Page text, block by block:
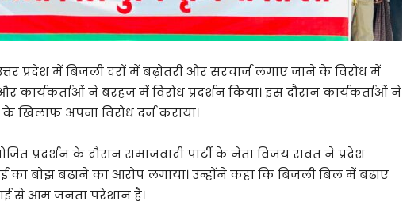
प्रदेश में बिजली दरों में बढ़ोतरी और सरचार्ज लगाए जाने के विरोध में
कार्यकर्ताओं ने बरहज में विरोध प्रदर्शन किया। इस दौरान कार्यकर्ताओं ने
खिलाफ अपना विरोध दर्ज कराया।
प्रदर्शन के दौरान समाजवादी पार्टी के नेता विजय रावत ने प्रदेश
का बोझ बढ़ाने का आरोप लगाया। उन्होंने कहा कि बिजली बिल में बढ़ाए
से आम जनता परेशान है।